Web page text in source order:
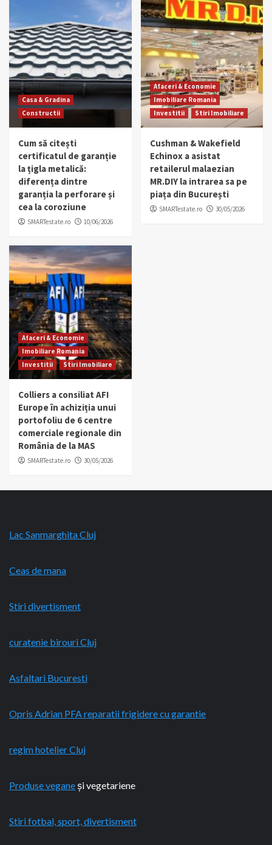
Casa & Gradina
Constructii
Cum să citești
certificatul de garanție
la țigla metalică:
diferența dintre
garanția la perforare și
cea la coroziune
SMARTestate.ro 10/06/2026
Afaceri & Economie
Imobiliare Romania
Investitii
Stiri Imobiliare
Cushman & Wakefield
Echinox a asistat
retailerul malaezian
MR.DIY la intrarea sa pe
piața din București
SMARTestate.ro 30/05/2026
Afaceri & Economie
Imobiliare Romania
Investitii
Stiri Imobiliare
Colliers a consiliat AFI
Europe în achiziția unui
portofoliu de 6 centre
comerciale regionale din
România de la MAS
SMARTestate.ro 30/05/2026
Lac Sanmarghita Cluj
Ceas de mana
Stiri divertisment
curatenie birouri Cluj
Asfaltari Bucuresti
Opris Adrian PFA reparatii frigidere cu garantie
regim hotelier Cluj
Produse vegane și vegetariene
Stiri fotbal, sport, divertisment